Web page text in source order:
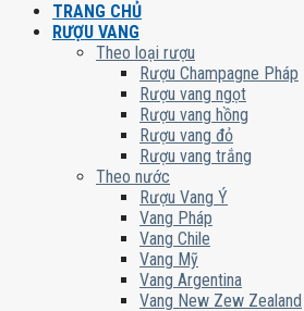
TRANG CHỦ
RƯỢU VANG
Theo loại rượu
Rượu Champagne Pháp
Rượu vang ngọt
Rượu vang hồng
Rượu vang đỏ
Rượu vang trắng
Theo nước
Rượu Vang Ý
Vang Pháp
Vang Chile
Vang Mỹ
Vang Argentina
Vang New Zew Zealand